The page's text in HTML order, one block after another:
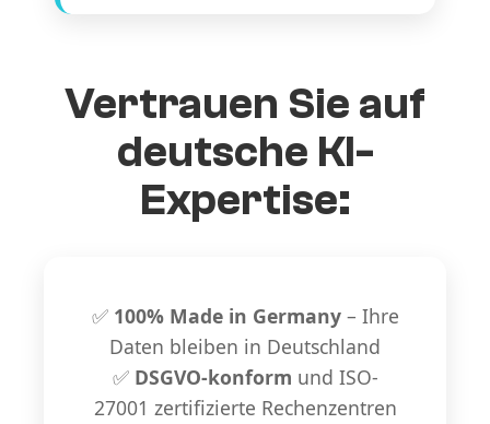
Vertrauen Sie auf
deutsche KI-
Expertise:
✅ 100% Made in Germany– Ihre
Daten bleiben in Deutschland
✅ DSGVO-konform und ISO-
27001 zertifizierte Rechenzentren